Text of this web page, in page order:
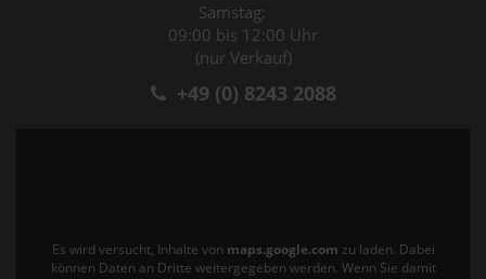
Samstag:
09:00 bis 12:00 Uhr
(nur Verkauf)
+49 (0) 8243 2088
Es wird versucht, Inhalte von maps.google.com zu laden. Dabei
können Daten an Dritte weitergegeben werden. Wenn Sie damit